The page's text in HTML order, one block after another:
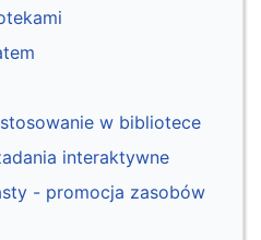
w bibliotece
interaktywne
- promocja zasobów